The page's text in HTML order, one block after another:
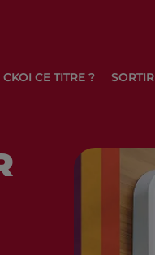
CKOI CE TITRE ? SORTIR